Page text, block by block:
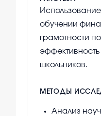
обучении
грамотности
школьников.
МЕТОДЫ
Анализ